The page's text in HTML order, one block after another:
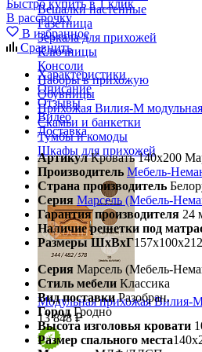
Вешалки настенные
Газетница
Зеркала для прихожей
Ключницы
Консоли
Наборы в прихожую
Обувницы
Прихожая Вилия-М модульная
Скамьи и банкетки
Тумбы и комоды
Шкафы для прихожей
Модульная прихожая Вилия-
13 848 ₽
Быстро купить в 1 клик
В рассрочку
В избранное
Сравнить
Характеристики
Описание
Отзывы
Видео
Доставка
Артикул Кровать 140х200
Производитель Мебель-
Страна производитель
Серия Марсель (Мебель-
Гарантия производителя 24
Наличие решетки под
Размеры ШхВхГ157х100х212
Серия Марсель (Мебель-
Стиль мебели Классика
Вид поставки Разобран.
Город Гродно
Высота изголовья кровати
Размер спального места